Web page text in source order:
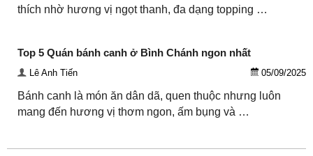
thích nhờ hương vị ngọt thanh, đa dạng topping …
Top 5 Quán bánh canh ở Bình Chánh ngon nhất
Lê Anh Tiến 05/09/2025
Bánh canh là món ăn dân dã, quen thuộc nhưng luôn
mang đến hương vị thơm ngon, ấm bụng và …